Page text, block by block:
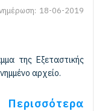
18-06-2019
της Εξεταστικής
αρχείο.
Περισσότερα